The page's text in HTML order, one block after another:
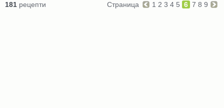
181 рецепти Страница 1 2 3 4 5 6 7 8 9